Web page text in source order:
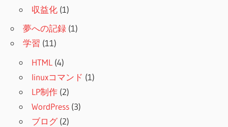
収益化 (1)
夢への記録 (1)
学習 (11)
HTML (4)
linuxコマンド (1)
LP制作 (2)
WordPress (3)
ブログ(2)